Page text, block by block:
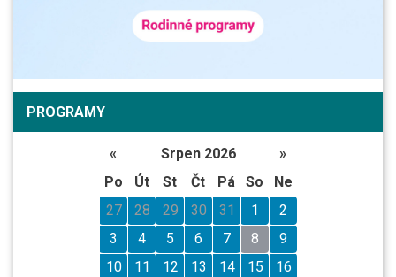
PROGRAMY
« Srpen 2026
»
Po
Út St Čt Pá So
Ne
27
28 29 30 31 1
2
3
4 5 6 7 8
9
10
11 12 13 14 15
16